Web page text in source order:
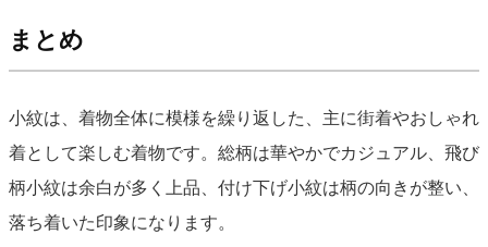
まとめ
小紋は、着物全体に模様を繰り返した、主に街着やおしゃれ
着として楽しむ着物です。総柄は華やかでカジュアル、飛び
柄小紋は余白が多く上品、付け下げ小紋は柄の向きが整い、
落ち着いた印象になります。